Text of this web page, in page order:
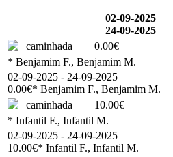
02-09-2025
24-09-2025
caminhada
0.00€
* Benjamim F., Benjamim M.
02-09-2025 - 24-09-2025
0.00€* Benjamim F., Benjamim M.
caminhada
10.00€
* Infantil F., Infantil M.
02-09-2025 - 24-09-2025
10.00€* Infantil F., Infantil M.